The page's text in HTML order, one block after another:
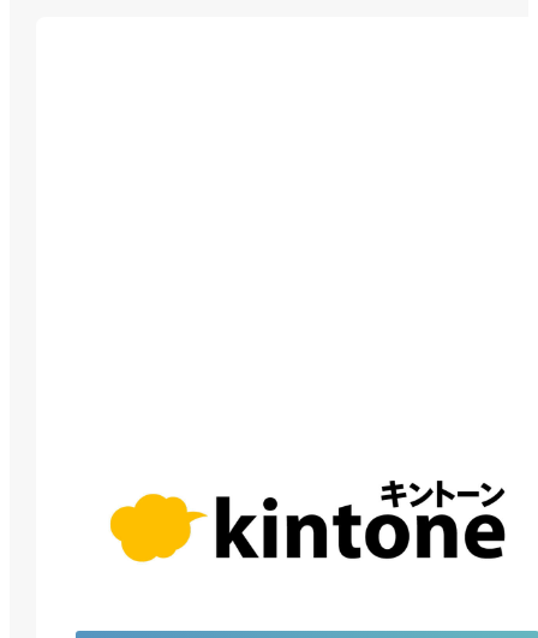
きるアプリ構築プラットフォームサービスです。ア
プリケーションはドラッグ・アンド・ドロップで作
成でき、複数の業務アプリやデータベースをプログ